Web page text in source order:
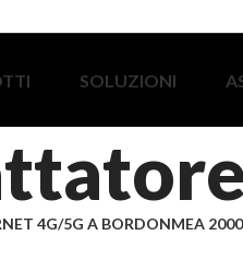
SOLUZIONI
4G/5G A BORDONMEA 2000